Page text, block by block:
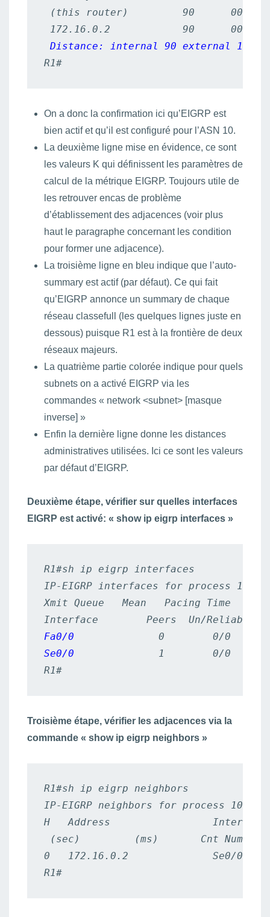
(this router)         90
172.16.0.2            90
Distance: internal 90 external 170
R1#
On a donc la confirmation ici qu’EIGRP est
bien actif et qu’il est configuré pour l’ASN 10.
La deuxième ligne mise en évidence, ce sont
les valeurs K qui définissent les paramètres de
calcul de la métrique EIGRP. Toujours utile de
les retrouver encas de problème
d’établissement des adjacences (voir plus
haut le paragraphe concernant les condition
pour former une adjacence).
La troisième ligne en bleu indique que l’auto-
summary est actif (par défaut). Ce qui fait
qu’EIGRP annonce un summary de chaque
réseau classefull (les quelques lignes juste en
dessous) puisque R1 est à la frontière de deux
réseaux majeurs.
La quatrième partie colorée indique pour quels
subnets on a activé EIGRP via les
commandes « network <subnet> [masque
inverse] »
Enfin la dernière ligne donne les distances
administratives utilisées. Ici ce sont les valeurs
par défaut d’EIGRP.
Deuxième étape, vérifier sur quelles interfaces
EIGRP est activé: « show ip eigrp interfaces »
R1#sh ip eigrp interfaces
IP-EIGRP interfaces for process 10
Xmit Queue   Mean   Pacing Time
Fa0/0
Se0/0 1        0/0        83
R1#
Troisième étape, vérifier les adjacences via la
commande « show ip eigrp neighbors »
R1#sh ip eigrp neighbors
IP-EIGRP neighbors for process 10
H   Address                 Interface
(sec)         (ms)       Cnt Num
0   172.16.0.2              Se0/0
R1#